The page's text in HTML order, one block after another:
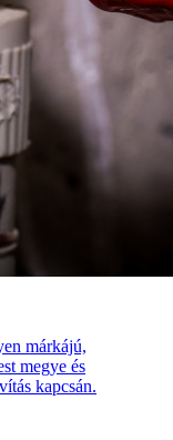
márkájú,
megye és
kapcsán.